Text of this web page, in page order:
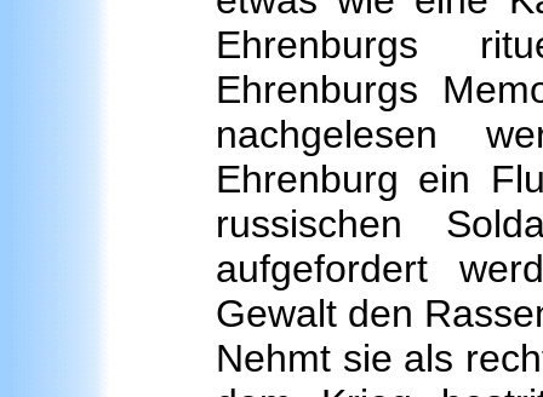
Ehrenburgs
Ehrenburgs
nachgelesen
Ehrenburg ein
russischen
aufgefordert
Gewalt den
Nehmt sie als